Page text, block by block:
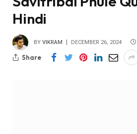
Hindi
BY VIKRAM DECEMBER 26, 2024
Share